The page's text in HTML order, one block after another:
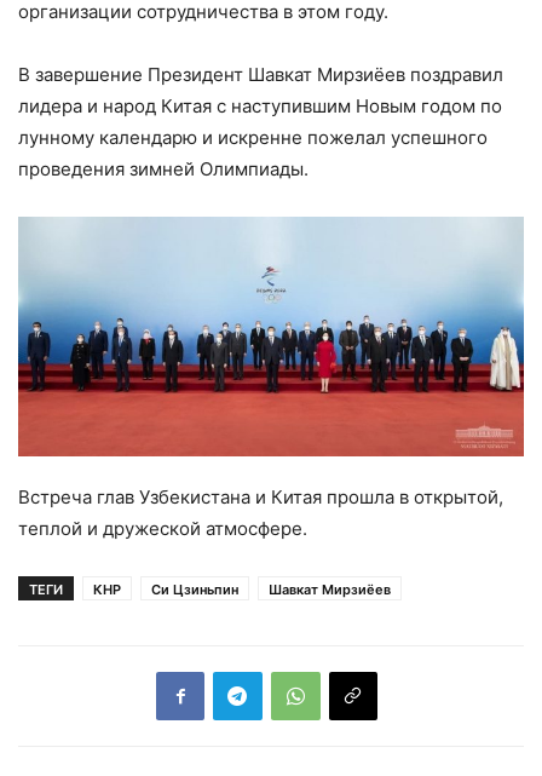
организации сотрудничества в этом году.
В завершение Президент Шавкат Мирзиёев поздравил
лидера и народ Китая с наступившим Новым годом по
лунному календарю и искренне пожелал успешного
проведения зимней Олимпиады.
Встреча глав Узбекистана и Китая прошла в открытой,
теплой и дружеской атмосфере.
ТЕГИ КНР Си Цзиньпин Шавкат Мирзиёев